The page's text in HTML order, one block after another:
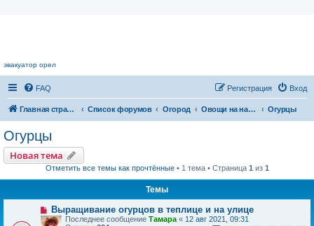
эвакуатор орел
FAQ Вход
Регистрация
Главная страница Список форумов Огород Овощи на наших грядках Огурцы
Огурцы
Новая тема
Отметить все темы как прочтённые• 1 тема • Страница 1 из 1
Темы
Выращивание огурцов в теплице и на улице
Последнее сообщение Тамара « 12 авг 2021, 09:31